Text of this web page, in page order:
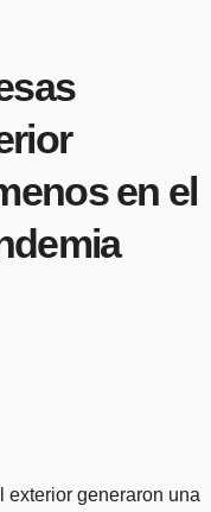
en el
exterior generaron una